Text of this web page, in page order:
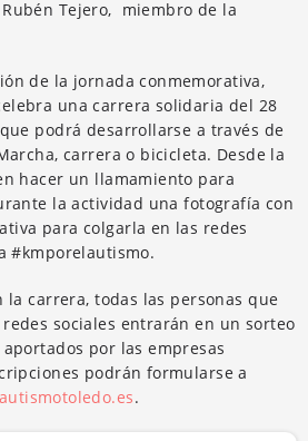
Tejero, miembro de la
de la jornada conmemorativa,
una carrera solidaria del 28
podrá desarrollarse a través de
carrera o bicicleta. Desde la
hacer un llamamiento para
la actividad una fotografía con
para colgarla en las redes
#kmporelautismo.
la carrera, todas las personas que
sociales entrarán en un sorteo
por las empresas
podrán formularse a
.